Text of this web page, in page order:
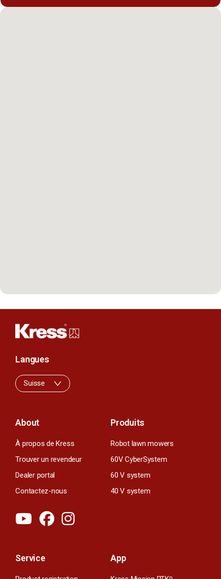
About
À propos de Kress
Trouver un revendeur
Dealer portal
Contactez-nous
Produits
Robot lawn mowers
60V CyberSystem
60 V system
40 V system
Service App
Langues
Suisse